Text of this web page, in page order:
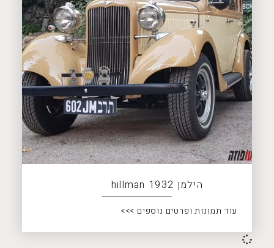
הילמן 1932 hillman
עוד תמונות ופרטים נוספים >>>